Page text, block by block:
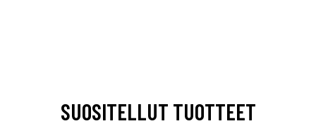
SUOSITELLUT TUOTTEET